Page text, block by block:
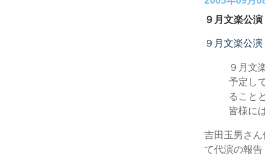
９月文楽公
９月文楽公
９月文
予定し
ること
皆様に
吉田玉男さ
て代演の報告